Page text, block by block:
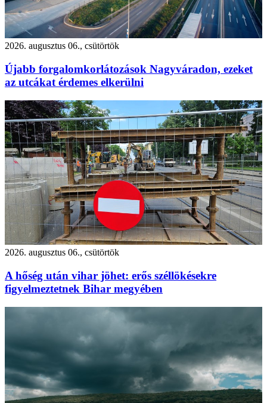
2026. augusztus 06., csütörtök
Újabb forgalomkorlátozások Nagyváradon, ezeket
az utcákat érdemes elkerülni
2026. augusztus 06., csütörtök
A hőség után vihar jöhet: erős széllökésekre
figyelmeztetnek Bihar megyében